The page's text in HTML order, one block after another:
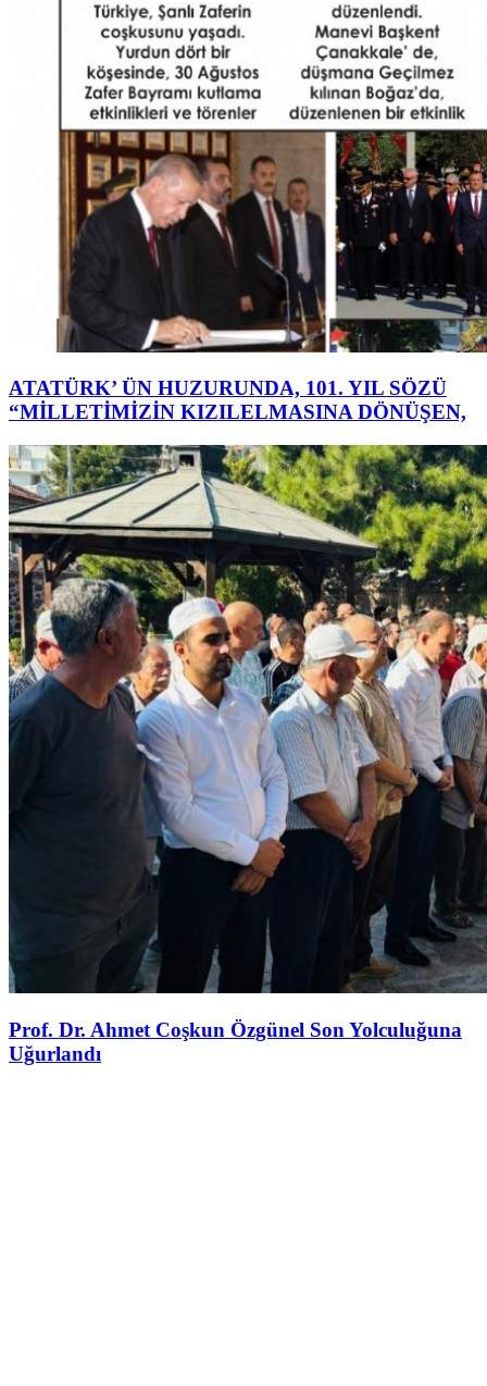
ATATÜRK’ ÜN HUZURUNDA, 101. YIL SÖZÜ
“MİLLETİMİZİN KIZILELMASINA DÖNÜŞEN,
Prof. Dr. Ahmet Coşkun Özgünel Son Yolculuğuna
Uğurlandı